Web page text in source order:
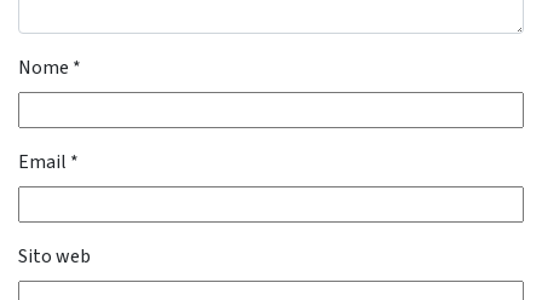
Nome *
Email *
Sito web